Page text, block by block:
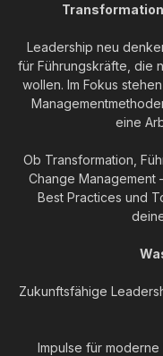
Leadership neu
für Führungskräfte, die
wollen. Im Fokus
eine
Ob Transformation,
Change Management
Best Practices und
Zukunftsfähige
Impulse für